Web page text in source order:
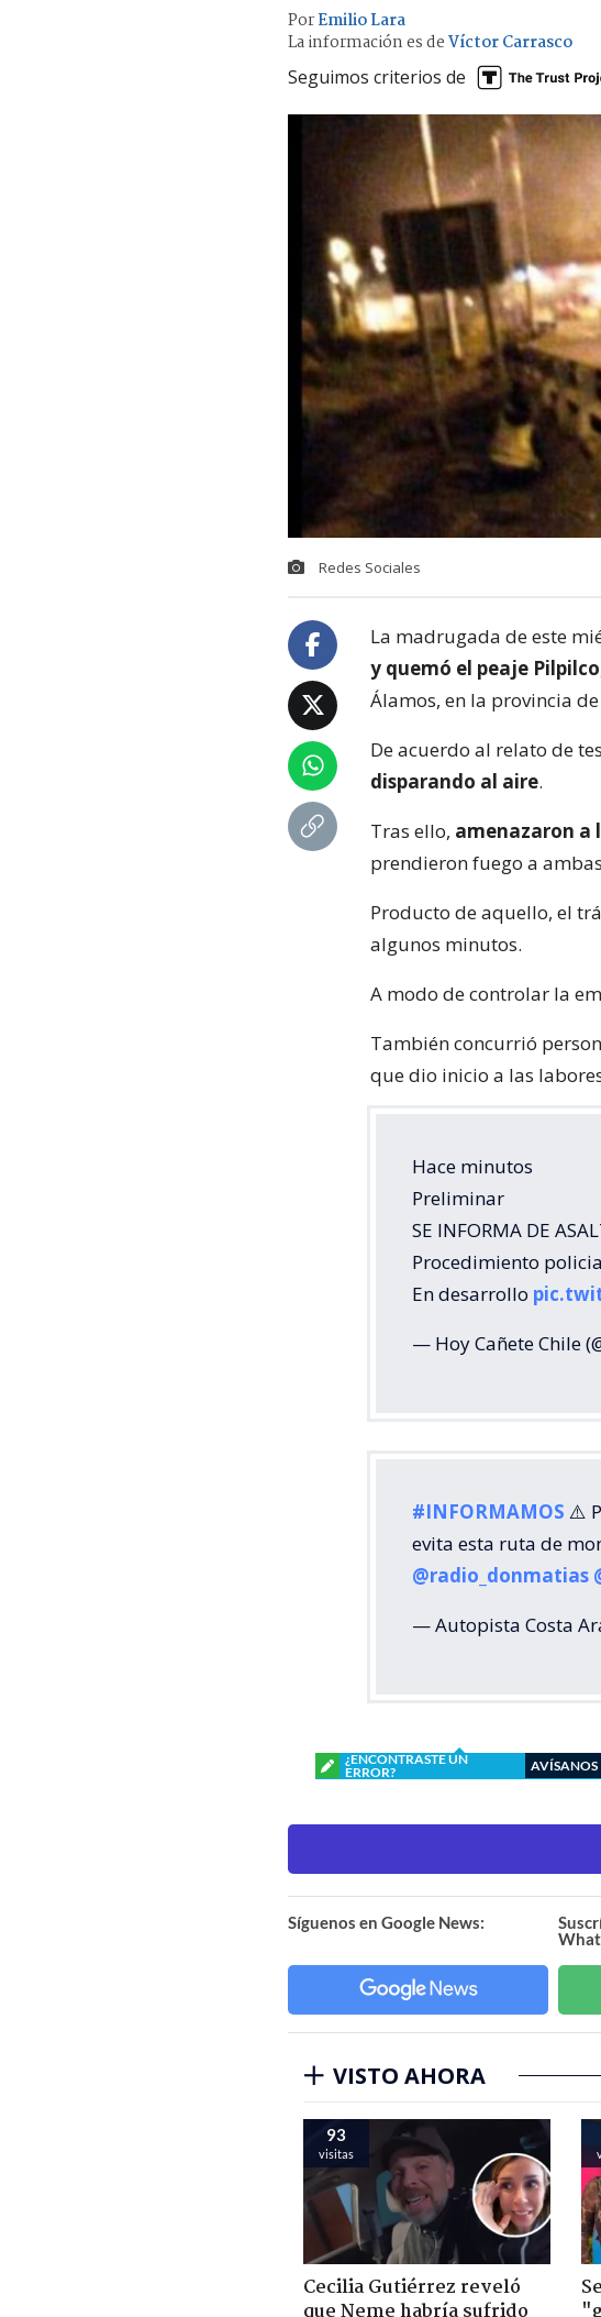
PorEmilio Lara
La información es deVíctor Carrasco
Seguimos criterios de
Redes Sociales
La madrugada de este
y quemó el peaje Pilpilco
Álamos, en la provincia
De acuerdo al relato de
disparando al aire.
Tras ello, amenazaron a
prendieron fuego a
Producto de aquello, el
algunos minutos.
A modo de controlar la
También concurrió
que dio inicio a las
Hace minutos
Preliminar
SE INFORMA DE
Procedimiento
En desarrollo
— Hoy Cañete Chile
#INFORMAMOS ⚠️
evita esta ruta de
@radio_donmatias
— Autopista Costa
¿ENCONTRASTE UN
ERROR?
AVÍSANOS
Síguenos en Google News:
VISTO AHORA
93
visitas
Cecilia Gutiérrez reveló